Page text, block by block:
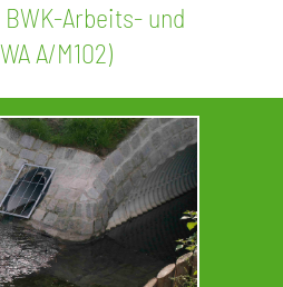
Arbeits- und
A/M102)